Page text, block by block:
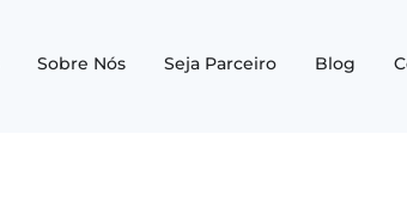
Sobre Nós Seja Parceiro Blog